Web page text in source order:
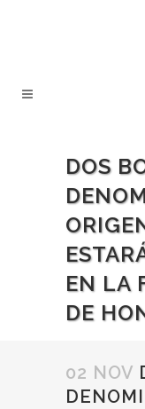
DOS
EN LA
DE
02 NOV